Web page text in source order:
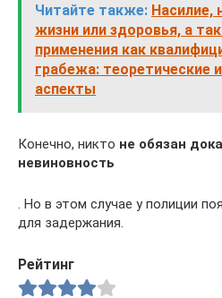
Читайте также: Насилие,
жизни или здоровья, а
применения как
грабежа: теоретические
аспекты
Конечно, никто не обязан
невиновность
. Но в этом случае у полиции
для задержания.
Рейтинг